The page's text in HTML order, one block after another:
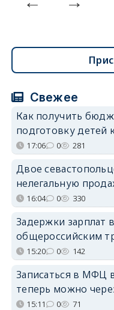
Свежее
Как получить
подготовку детей
17:06 0 281
Двое
нелегальную
16:04 0 330
Задержки зарплат
общероссийским
15:20 0 142
Записаться в МФЦ
теперь можно
15:11 0 71